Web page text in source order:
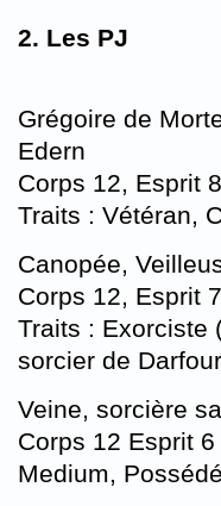
2. Les PJ
Grégoire de
Edern
Corps 12, Esprit 8
Traits : Vétéran,
Canopée,
Corps 12, Esprit 7
Traits : Exorciste
sorcier de
Veine, sorcière
Corps 12 Esprit 6
Medium,